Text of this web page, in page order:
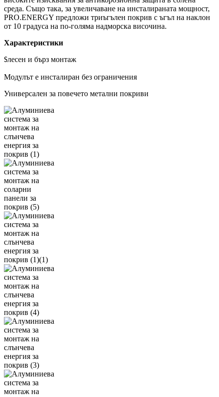
среда. Също така, за увеличаване на инсталираната мощност,
PRO.ENERGY предложи триъгълен покрив с ъгъл на наклон
от 10 градуса на по-голяма надморска височина.
Характеристики
Sлесен и бърз монтаж
Модулът е инсталиран без ограничения
Универсален за повечето метални покриви